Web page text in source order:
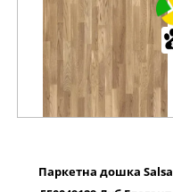
Паркетна дошка Salsa